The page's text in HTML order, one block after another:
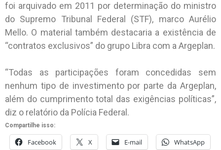
foi arquivado em 2011 por determinação do ministro
do Supremo Tribunal Federal (STF), marco Aurélio
Mello. O material também destacaria a existência de
“contratos exclusivos” do grupo Libra com a Argeplan.
“Todas as participações foram concedidas sem
nenhum tipo de investimento por parte da Argeplan,
além do cumprimento total das exigências políticas”,
diz o relatório da Polícia Federal.
Compartilhe isso:
Facebook X E-mail WhatsApp